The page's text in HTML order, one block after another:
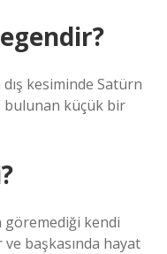
kesiminde Satürn
bulunan küçük bir
göremediği kendi
ve başkasında hayat